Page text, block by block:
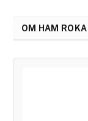
OM HAM ROKA